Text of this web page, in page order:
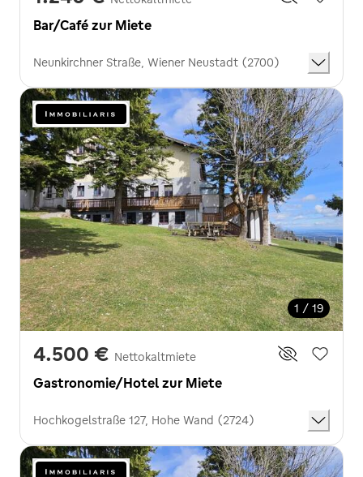
Bar/Café zur Miete
Neunkirchner Straße, Wiener Neustadt (2700)
1 / 19
4.500 € Nettokaltmiete
Gastronomie/Hotel zur Miete
Hochkogelstraße 127, Hohe Wand (2724)